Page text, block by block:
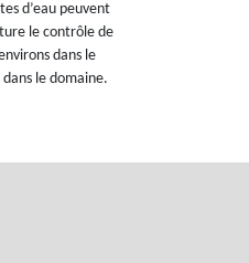
d’eau peuvent
le contrôle de
dans le
dans le domaine.